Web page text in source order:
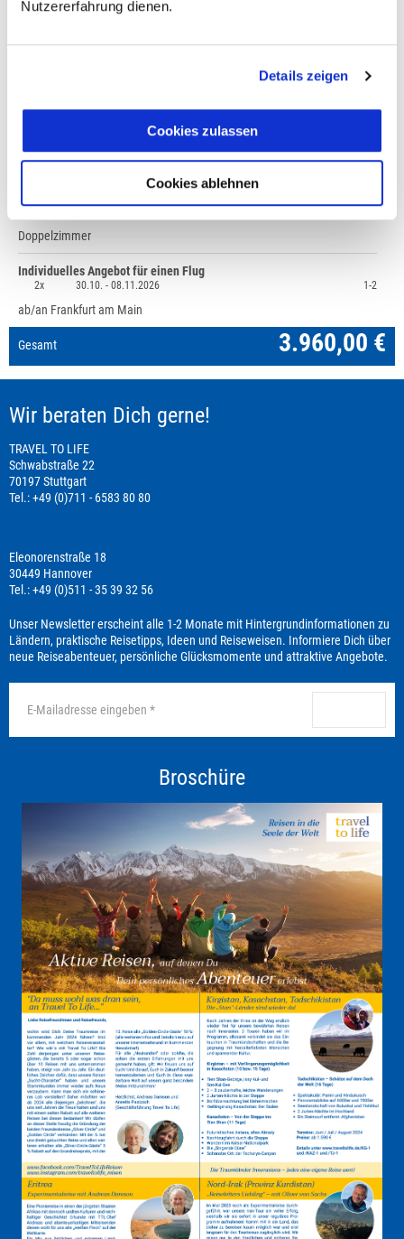
Nutzererfahrung dienen.
Details zeigen
Cookies zulassen
Cookies ablehnen
Fragen zur Buchung?
+49 (0)711 - 6583 80 80
Griechenland: Kretas ursprünglicher Osten,
Doppelzimmer
Individuelles Angebot für einen Flug
2x 30.10. -08.11.2026 1-2
ab/an Frankfurt am Main
Gesamt 3.960,00 €
Wir beraten Dich gerne!
TRAVEL TO LIFE
Schwabstraße 22
70197 Stuttgart
Tel.: +49 (0)711 - 6583 80 80
Eleonorenstraße 18
30449 Hannover
Tel.: +49 (0)511 - 35 39 32 56
Unser Newsletter erscheint alle 1-2 Monate mit Hintergrundinformationen zu
Ländern, praktische Reisetipps, Ideen und Reiseweisen. Informiere Dich über
neue Reiseabenteuer, persönliche Glücksmomente und attraktive Angebote.
Broschüre